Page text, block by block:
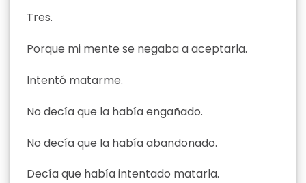
Tres.
Porque mi mente se negaba a aceptarla.
Intentó matarme.
No decía que la había engañado.
No decía que la había abandonado.
Decía que había intentado matarla.